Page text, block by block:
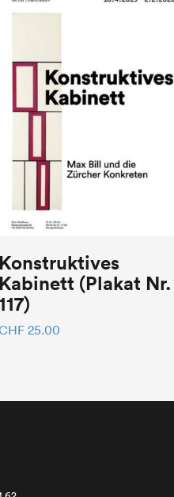
Konstruktives
Kabinett (Plakat Nr.
25.00